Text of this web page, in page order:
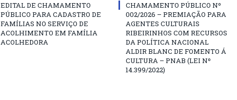
EDITAL DE CHAMAMENTO
PÚBLICO PARA CADASTRO DE
FAMÍLIAS NO SERVIÇO DE
ACOLHIMENTO EM FAMÍLIA
ACOLHEDORA
CHAMAMENTO PÚBLICO Nº
002/2026 – PREMIAÇÃO PARA
AGENTES CULTURAIS
RIBEIRINHOS COM RECURSOS
DA POLÍTICA NACIONAL
ALDIR BLANC DE FOMENTO Á
CULTURA – PNAB (LEI Nº
14.399/2022)